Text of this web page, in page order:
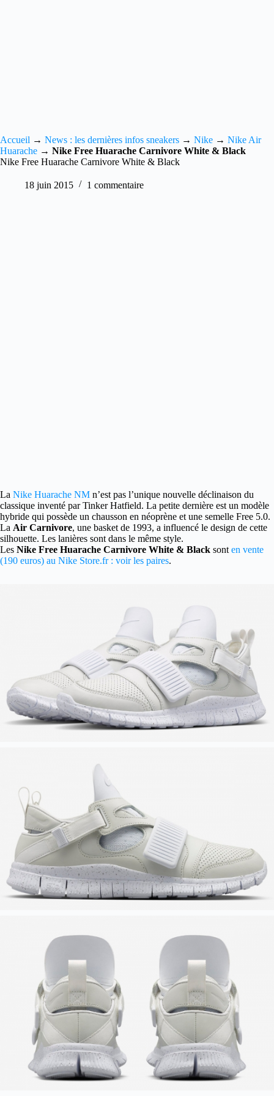
Accueil → News : les dernières infos sneakers → Nike → Nike Air
Huarache → Nike Free Huarache Carnivore White & Black
Nike Free Huarache Carnivore White & Black
18 juin 2015 1 commentaire
La Nike Huarache NM n’est pas l’unique nouvelle déclinaison du
classique inventé par Tinker Hatfield. La petite dernière est un modèle
hybride qui possède un chausson en néoprène et une semelle Free 5.0.
La Air Carnivore, une basket de 1993, a influencé le design de cette
silhouette. Les lanières sont dans le même style.
Les Nike Free Huarache Carnivore White & Black sont en vente
(190 euros) au Nike Store.fr : voir les paires.